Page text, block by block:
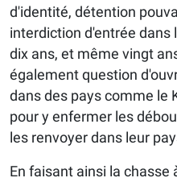
d'identité, détention
interdiction d'entrée dans
dix ans, et même vingt
également question
dans des pays comme le
pour y enfermer les
les renvoyer dans leur
En faisant ainsi la chasse